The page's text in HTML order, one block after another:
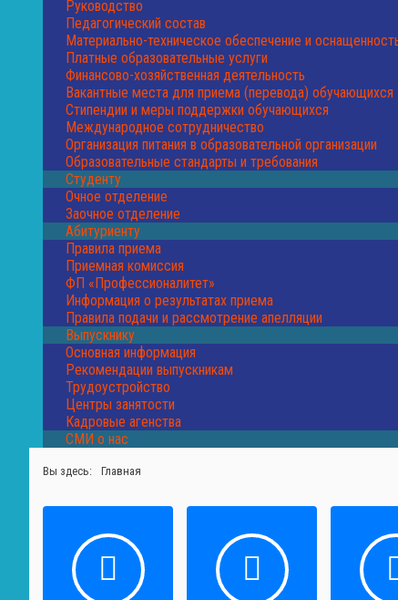
Руководство
Педагогический состав
Материально-техническое обеспечение и
Платные образовательные услуги
Финансово-хозяйственная деятельность
Вакантные места для приема (перевода) обучающихся
Стипендии и меры поддержки обучающихся
Международное сотрудничество
Организация питания в образовательной организации
Образовательные стандарты и требования
Студенту
Очное отделение
Заочное отделение
Абитуриенту
Правила приема
Приемная комиссия
ФП «Профессионалитет»
Информация о результатах приема
Правила подачи и рассмотрение апелляции
Выпускнику
Основная информация
Рекомендации выпускникам
Трудоустройство
Центры занятости
Кадровые агенства
СМИ о нас
Вы здесь: Главная